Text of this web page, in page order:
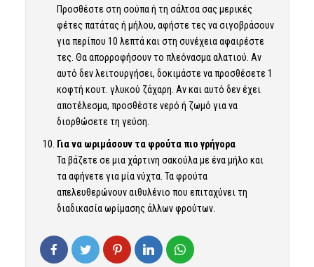
Προσθέστε στη σούπα ή τη σάλτσα σας μερικές
φέτες πατάτας ή μήλου, αφήστε τες να σιγοβράσουν
για περίπου 10 λεπτά και στη συνέχεια αφαιρέστε
τες. Θα απορροφήσουν το πλεόνασμα αλατιού. Αν
αυτό δεν λειτουργήσει, δοκιμάστε να προσθέσετε 1
κοφτή κουτ. γλυκού ζάχαρη. Αν και αυτό δεν έχει
αποτέλεσμα, προσθέστε νερό ή ζωμό για να
διορθώσετε τη γεύση.
Για να ωριμάσουν τα φρούτα πιο γρήγορα
Τα βάζετε σε μια χάρτινη σακούλα με ένα μήλο και
τα αφήνετε για μία νύχτα. Τα φρούτα
απελευθερώνουν αιθυλένιο που επιταχύνει τη
διαδικασία ωρίμασης άλλων φρούτων.